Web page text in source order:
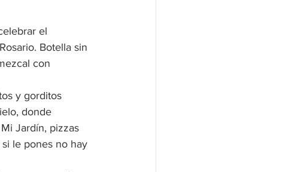
el
Botella sin
con
y gorditos
donde
Jardín, pizzas
le pones no hay